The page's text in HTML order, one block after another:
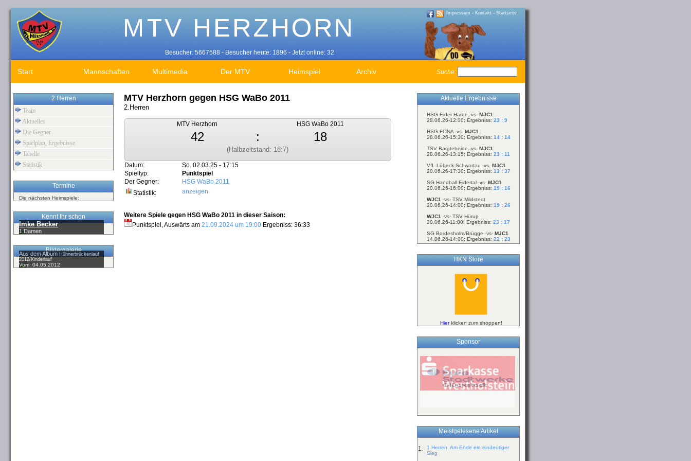
Impressum - Kontakt - Startseite
Besucher: 5667588 - Besucher heute: 1896 - Jetzt online: 32
Start Mannschaften Multimedia Der MTV Heimspiel Archiv Suche:
2.Herren
Team
Aktuelles
Die Gegner
Spielplan, Ergebnisse
Tabelle
Statistik
Termine
Die nächsten Heimspiele:
Kennt Ihr schon
Imke Becker
1.Damen
Bildergalerie
Aus dem AlbumHühnerbrückenlauf
2012/Kinderlauf
Vom: 04.05.2012
MTV Herzhorn gegen HSG WaBo 2011
2.Herren
MTV Herzhorn HSG WaBo 2011
42 : 18
(Halbzeitstand: 18:7)
Datum:
So. 02.03.25 - 17:15
Spieltyp:
Punktspiel
Der Gegner:
HSG WaBo 2011
Statistik:
anzeigen
Weitere Spiele gegen HSG WaBo 2011 in dieser Saison:
Punktspiel, Auswärts am 21.09.2024 um 19:00 Ergebniss: 36:33
Aktuelle Ergebnisse
HSG Eider Harde -vs- MJC1
28.06.26-12:00; Ergebniss: 23 : 9
HSG FONA -vs- MJC1
28.06.26-15:30; Ergebniss: 14 : 14
TSV Bargteheide -vs- MJC1
28.06.26-13:15; Ergebniss: 23 : 11
VfL Lübeck-Schwartau -vs- MJC1
20.06.26-17:30; Ergebniss: 13 : 37
SG Handball Eidertal -vs- MJC1
20.06.26-16:00; Ergebniss: 19 : 16
WJC1 -vs- TSV Mildstedt
20.06.26-14:00; Ergebniss: 19 : 26
WJC1 -vs- TSV Hürup
20.06.26-11:00; Ergebniss: 23 : 17
SG Bordesholm/Brügge -vs- MJC1
14.06.26-14:00; Ergebniss: 22 : 23
HKN Store
Hierklicken zum shoppen!
Sponsor
Meistgelesene Artikel
1.
1.Herren, Am Ende ein eindeutiger
Sieg